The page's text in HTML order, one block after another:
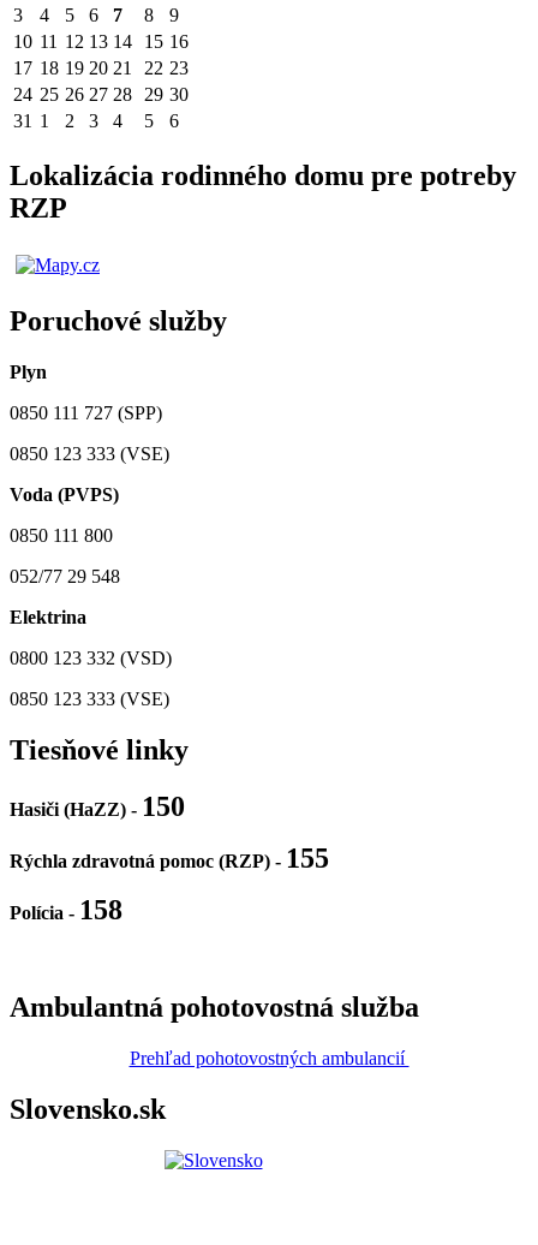
3
4 5 6 7 8
9
10 11 12 13 14 15 16
17 18 19 20 21 22 23
24 25 26 27 28 29 30
31 1 2 3 4 5 6
Lokalizácia rodinného domu pre potreby
RZP
Poruchové služby
Plyn
0850 111 727 (SPP)
0850 123 333 (VSE)
Voda (PVPS)
0850 111 800
052/77 29 548
Elektrina
0800 123 332 (VSD)
0850 123 333 (VSE)
Tiesňové linky
Hasiči (HaZZ) - 150
Rýchla zdravotná pomoc (RZP) - 155
Polícia - 158
Ambulantná pohotovostná služba
Prehľad pohotovostných ambulancií
Slovensko.sk